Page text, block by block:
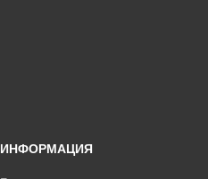
ИНФОРМАЦИЯ